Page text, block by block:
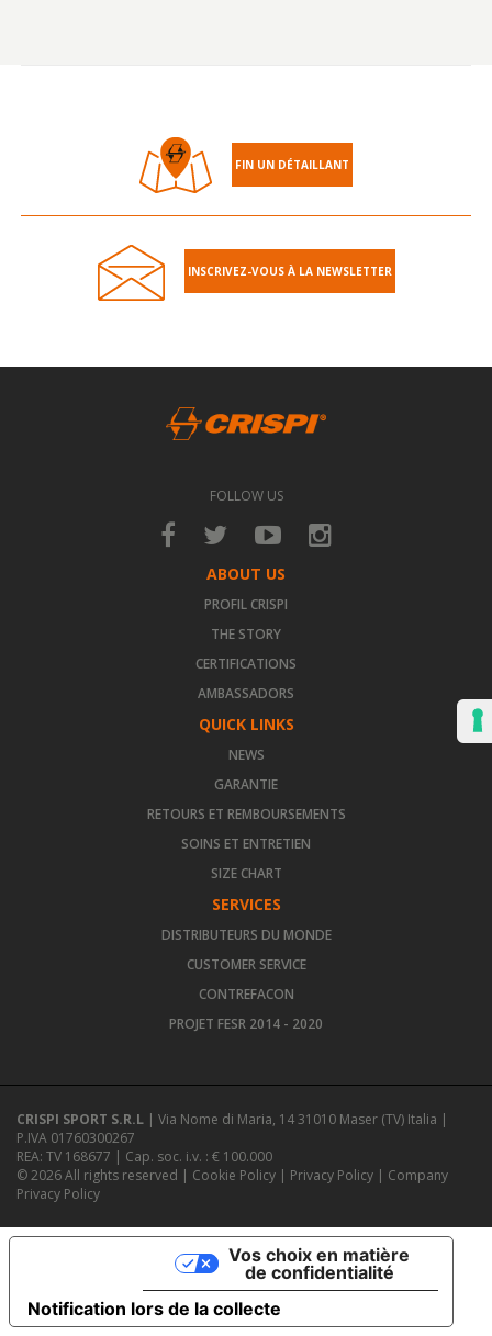
FIN UN DÉTAILLANT
INSCRIVEZ-VOUS À LA NEWSLETTER
FOLLOW US
ABOUT US
PROFIL CRISPI
THE STORY
CERTIFICATIONS
AMBASSADORS
QUICK LINKS
NEWS
GARANTIE
RETOURS ET REMBOURSEMENTS
SOINS ET ENTRETIEN
SIZE CHART
SERVICES
DISTRIBUTEURS DU MONDE
CUSTOMER SERVICE
CONTREFACON
PROJET FESR 2014 - 2020
CRISPI SPORT S.R.L | Via Nome di Maria, 14 31010 Maser (TV) Italia |
P.IVA 01760300267
REA: TV 168677 | Cap. soc. i.v. : € 100.000
© 2026 All rights reserved | Cookie Policy | Privacy Policy | Company
Privacy Policy
Notification lors de la collecte
Vos choix en matière
de confidentialité